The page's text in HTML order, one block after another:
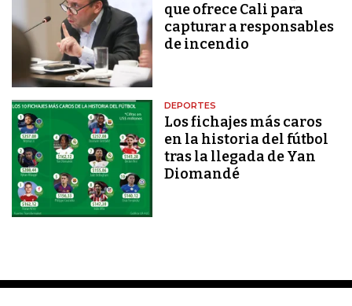
que ofrece Cali para
capturar a responsables
de incendio
DEPORTES
Los fichajes más caros
en la historia del fútbol
tras la llegada de Yan
Diomandé